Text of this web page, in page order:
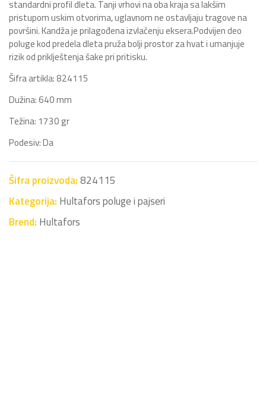
standardni profil dleta. Tanji vrhovi na oba kraja sa lakšim
pristupom uskim otvorima, uglavnom ne ostavljaju tragove na
površini. Kandža je prilagođena izvlačenju eksera.Podvijen deo
poluge kod predela dleta pruža bolji prostor za hvat i umanjuje
rizik od priklještenja šake pri pritisku.
Šifra artikla: 824115
Dužina: 640 mm
Težina: 1730 gr
Podesiv: Da
Šifra proizvoda:824115
Kategorija: Hultafors poluge i pajseri
Brend: Hultafors